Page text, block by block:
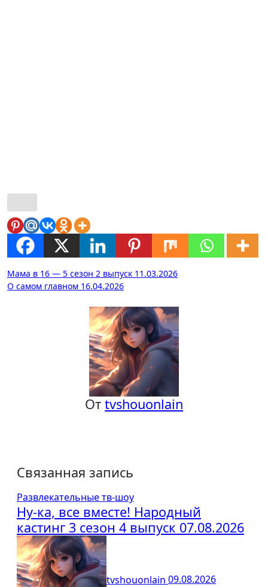
Навигация
по
Мама в 16 — 5 сезон 2 выпуск 11.03.2026
О самом главном 16.04.2026
От tvshouonlain
Связанная запись
Развлекательные тв-шоу
Ну-ка, все вместе! Народный
кастинг 3 сезон 4 выпуск 07.08.2026
tvshouonlain 09.08.2026